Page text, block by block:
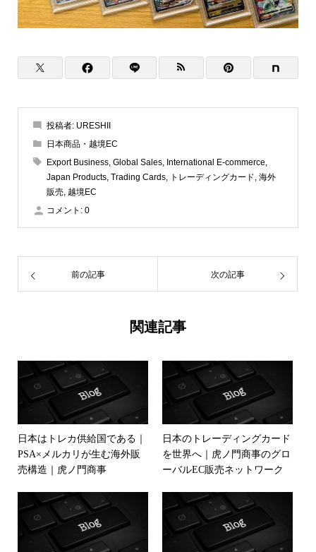
投稿者: URESHII
日本商品・越境EC
Export Business, Global Sales, International E-commerce,
Japan Products, Trading Cards, トレーディングカード, 海外
販売, 越境EC
コメント: 0
前の記事 次の記事
関連記事
日本はトレカ供給国である｜
PSA×メルカリが生む海外販
売構造｜虎ノ門商事
日本のトレーディングカード
を世界へ｜虎ノ門商事のグロ
ーバルEC販売ネットワーク